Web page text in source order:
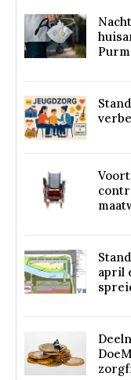
april